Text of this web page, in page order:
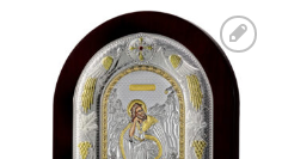
Πρόσθήκη
στην λίστα
επιθυμιών